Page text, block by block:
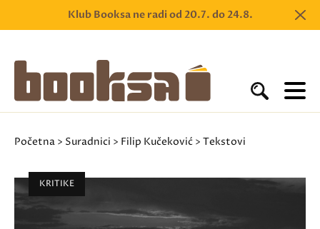
Klub Booksa ne radi od 20.7. do 24.8.
Početna > Suradnici > Filip Kučeković > Tekstovi
KRITIKE